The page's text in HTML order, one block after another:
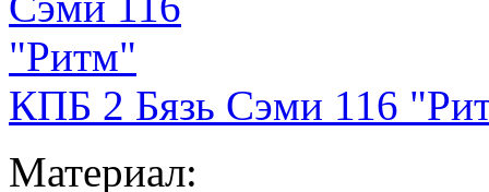
КПБ 2 Бязь Сэми 116
Материал: